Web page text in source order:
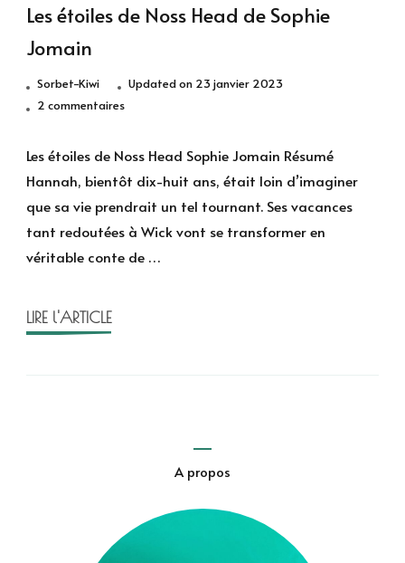
Les étoiles de Noss Head de Sophie
Jomain
Sorbet-Kiwi Updated on 23 janvier 2023
2 commentairessur
étoiles
Noss
Head
de
Sophie
Les étoiles de Noss Head Sophie Jomain Résumé
Hannah, bientôt dix-huit ans, était loin d’imaginer
que sa vie prendrait un tel tournant. Ses vacances
tant redoutées à Wick vont se transformer en
véritable conte de …
LIRE l'ARTICLE
A propos